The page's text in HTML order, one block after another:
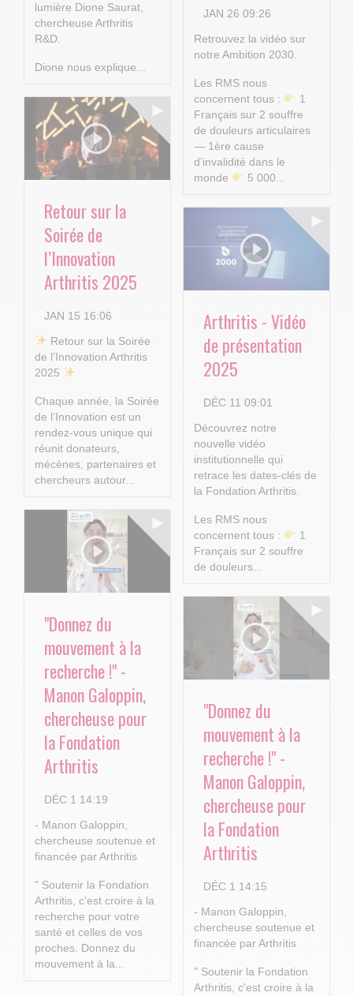
lumière Dione Saurat,
chercheuse Arthritis
R&D.
Dione nous explique...
JAN 26 09:26
Retrouvez la vidéo sur
notre Ambition 2030.
Les RMS nous
concernent tous :
1
Français sur 2 souffre
de douleurs articulaires
— 1ère cause
d’invalidité dans le
monde
5 000...
Retour sur la
Soirée de
l’Innovation
Arthritis 2025
JAN 15 16:06
​ Retour sur la Soirée
de l’Innovation Arthritis
2025
Chaque année, la Soirée
de l’Innovation est un
rendez-vous unique qui
réunit donateurs,
mécènes, partenaires et
chercheurs autour...
Arthritis - Vidéo
de présentation
2025
DÉC 11 09:01
Découvrez notre
nouvelle vidéo
institutionnelle qui
retrace les dates-clés de
la Fondation Arthritis.
Les RMS nous
concernent tous :
1
Français sur 2 souffre
de douleurs...
"Donnez du
mouvement à la
recherche !" -
Manon Galoppin,
chercheuse pour
la Fondation
Arthritis
DÉC 1 14:19
- Manon Galoppin,
chercheuse soutenue et
financée par Arthritis
" Soutenir la Fondation
Arthritis, c'est croire à la
recherche pour votre
santé et celles de vos
proches. Donnez du
mouvement à la...
"Donnez du
mouvement à la
recherche !" -
Manon Galoppin,
chercheuse pour
la Fondation
Arthritis
DÉC 1 14:15
- Manon Galoppin,
chercheuse soutenue et
financée par Arthritis
" Soutenir la Fondation
Arthritis, c'est croire à la